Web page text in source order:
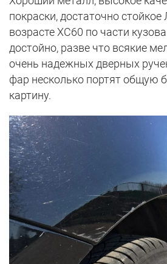
покраски, достаточно
возрасте XC60 по части
достойно, разве что всякие
очень надежных дверных
фар несколько портят общую
картину.